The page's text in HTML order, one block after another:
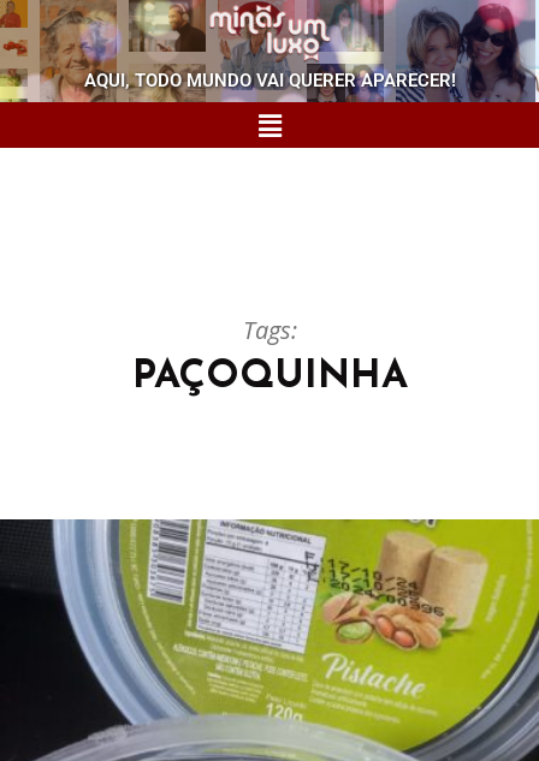
AQUI, TODO MUNDO VAI QUERER APARECER!
Tags:
PAÇOQUINHA